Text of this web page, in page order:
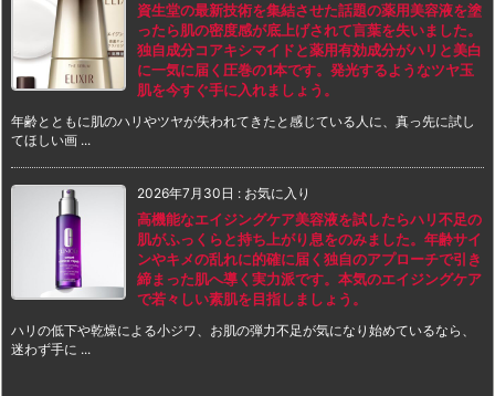
資生堂の最新技術を集結させた話題の薬用美容液を塗
ったら肌の密度感が底上げされて言葉を失いました。
独自成分コアキシマイドと薬用有効成分がハリと美白
に一気に届く圧巻の1本です。発光するようなツヤ玉
肌を今すぐ手に入れましょう。
年齢とともに肌のハリやツヤが失われてきたと感じている人に、真っ先に試し
てほしい画 ...
2026年7月30日 : お気に入り
高機能なエイジングケア美容液を試したらハリ不足の
肌がふっくらと持ち上がり息をのみました。年齢サイ
ンやキメの乱れに的確に届く独自のアプローチで引き
締まった肌へ導く実力派です。本気のエイジングケア
で若々しい素肌を目指しましょう。
ハリの低下や乾燥による小ジワ、お肌の弾力不足が気になり始めているなら、
迷わず手に ...